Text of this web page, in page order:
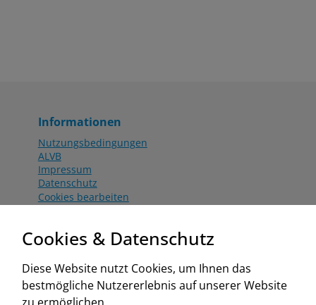
Informationen
Nutzungsbedingungen
ALVB
Impressum
Datenschutz
Cookies bearbeiten
Aktionsbedingungen
www.worahnik.at
Zentrale Köttlach
Cookies & Datenschutz
Diese Website nutzt Cookies, um Ihnen das
bestmögliche Nutzererlebnis auf unserer Website